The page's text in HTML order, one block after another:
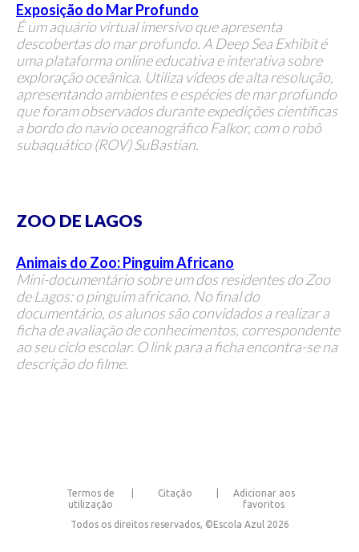
Exposição do Mar Profundo
É um aquário virtual imersivo que apresenta
descobertas do mar profundo. A Deep Sea Exhibit é
uma plataforma online educativa e interativa sobre
exploração oceânica. Utiliza vídeos de alta resolução,
apresentando ambientes e espécies de mar profundo
que foram observados durante expedições científicas
a bordo do navio oceanográfico Falkor, com o robô
subaquático (ROV) SuBastian.
ZOO DE LAGOS
Animais do Zoo: Pinguim Africano
Mini-documentário sobre um dos residentes do Zoo
de Lagos: o pinguim africano. No final do
documentário, os alunos são convidados a realizar a
ficha de avaliação de conhecimentos, correspondente
ao seu ciclo escolar. O link para a ficha encontra-se na
descrição do filme.
Termos de
utilização
Citação
Adicionar aos
favoritos
Todos os direitos reservados, ©Escola Azul 2026